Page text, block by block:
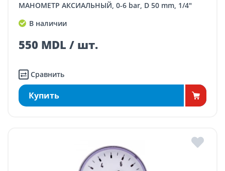
МАНОМЕТР АКСИАЛЬНЫЙ, 0-6 bar, D 50 mm, 1/4"
В наличии
550 MDL / шт.
Сравнить
Купить